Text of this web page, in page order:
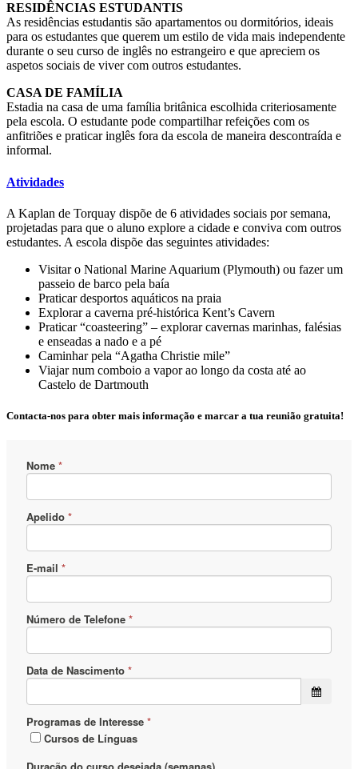
RESIDÊNCIAS ESTUDANTIS
As residências estudantis são apartamentos ou dormitórios, ideais
para os estudantes que querem um estilo de vida mais independente
durante o seu curso de inglês no estrangeiro e que apreciem os
aspetos sociais de viver com outros estudantes.
CASA DE FAMÍLIA
Estadia na casa de uma família britânica escolhida criteriosamente
pela escola. O estudante pode compartilhar refeições com os
anfitriões e praticar inglês fora da escola de maneira descontraída e
informal.
Atividades
A Kaplan de Torquay dispõe de 6 atividades sociais por semana,
projetadas para que o aluno explore a cidade e conviva com outros
estudantes. A escola dispõe das seguintes atividades:
Visitar o National Marine Aquarium (Plymouth) ou fazer um
passeio de barco pela baía
Praticar desportos aquáticos na praia
Explorar a caverna pré-histórica Kent’s Cavern
Praticar “coasteering” – explorar cavernas marinhas, falésias
e enseadas a nado e a pé
Caminhar pela “Agatha Christie mile”
Viajar num comboio a vapor ao longo da costa até ao
Castelo de Dartmouth
Contacta-nos para obter mais informação e marcar a tua reunião gratuita!